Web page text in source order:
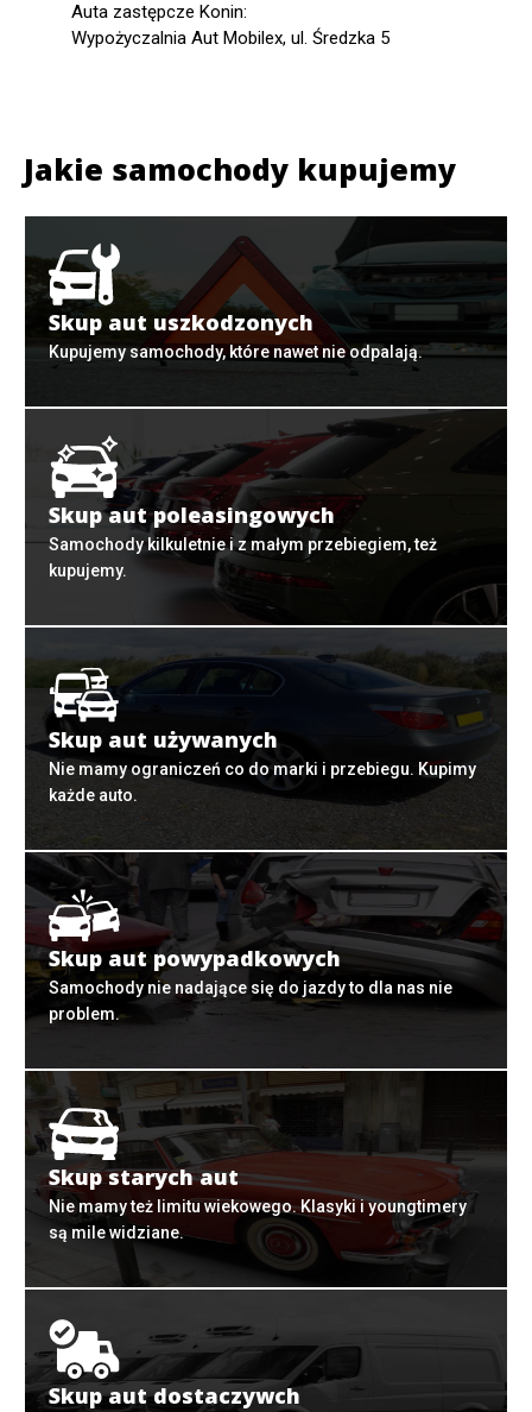
Auta zastępcze Konin:
Wypożyczalnia Aut Mobilex, ul. Średzka 5
Jakie samochody kupujemy
Skup aut uszkodzonych
Kupujemy samochody, które nawet nie odpalają.
Skup aut poleasingowych
Samochody kilkuletnie i z małym przebiegiem, też
kupujemy.
Skup aut używanych
Nie mamy ograniczeń co do marki i przebiegu. Kupimy
każde auto.
Skup aut powypadkowych
Samochody nie nadające się do jazdy to dla nas nie
problem.
Skup starych aut
Nie mamy też limitu wiekowego. Klasyki i youngtimery
są mile widziane.
Skup aut dostaczywch